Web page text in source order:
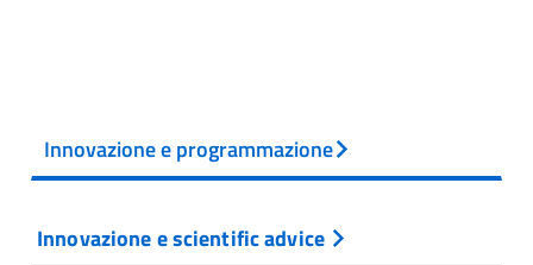
Innovazione e programmazione
Innovazione e scientific advice